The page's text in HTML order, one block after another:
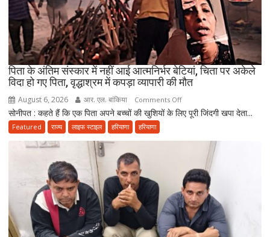
ने
उठाया
जिम्मा,
बोले-
माता-
पिता
की
सेवा
ही
की
पिता के अंतिम संस्कार में नहीं आई आत्मनिर्भर बेटियां, चिता पर अकेले
विदा हो गए पिता, वृद्धाश्रम में कपड़ा व्यापारी की मौत
August 6, 2026 आर. एल. बांकिया Comments Offon
पिता
अंतिम
नहीं
आई
आत्मनिर्भर
बेटियां,
चिता
सोनीपत : कहते हैं कि एक पिता अपने बच्चों की खुशियों के लिए पूरी जिंदगी खपा देता...
Featured राज्य लाइफ स्टाइल हरियाणा हरियाणा